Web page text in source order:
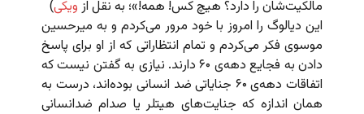
مالکیت‌شان را دارد؟ هیچ کس! همه!»؛ به نقل از ویکی)
این دیالوگ را امروز با خود مرور می‌کردم و به میرحسین
موسوی فکر می‌کردم و تمام انتظاراتی که از او برای پاسخ
دادن به فجایع دهه‌ی ۶۰ دارند. نیازی به گفتن نیست که
اتفاقات دهه‌ی ۶۰ جنایاتی ضد انسانی بوده‌اند، درست به
همان اندازه که جنایت‌های هیتلر یا صدام ضدانسانی